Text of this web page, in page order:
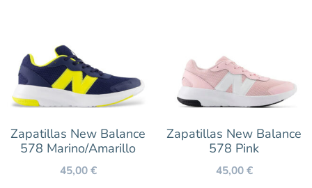
Zapatillas New Balance
578 Marino/Amarillo
45,00€
Zapatillas New Balance
578 Pink
45,00€